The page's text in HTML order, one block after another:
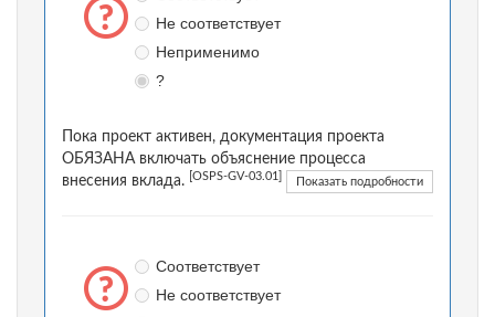
Не соответствует
Неприменимо
?
Пока проект активен, документация проекта
ОБЯЗАНА включать объяснение процесса
внесения вклада.
[OSPS-GV-03.01] Показать подробности
Соответствует
Не соответствует